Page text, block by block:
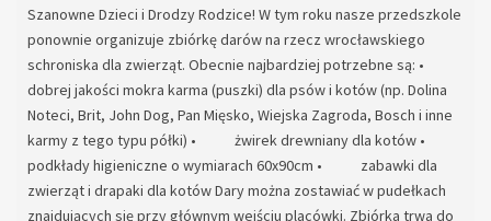
Szanowne Dzieci i Drodzy Rodzice! W tym roku nasze przedszkole
ponownie organizuje zbiórkę darów na rzecz wrocławskiego
schroniska dla zwierząt. Obecnie najbardziej potrzebne są: •
dobrej jakości mokra karma (puszki) dla psów i kotów (np. Dolina
Noteci, Brit, John Dog, Pan Mięsko, Wiejska Zagroda, Bosch i inne
karmy z tego typu półki) • żwirek drewniany dla kotów •
podkłady higieniczne o wymiarach 60x90cm • zabawki dla
zwierząt i drapaki dla kotów Dary można zostawiać w pudełkach
znajdujących się przy głównym wejściu placówki. Zbiórka trwa do